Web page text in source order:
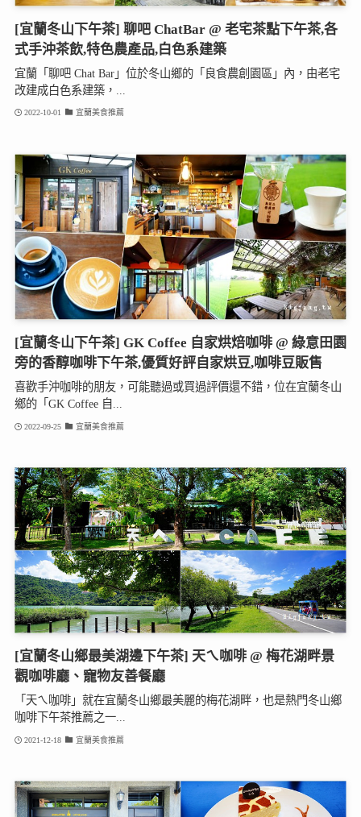
[宜蘭冬山下午茶] 聊吧 ChatBar @ 老宅茶點下午茶,各
式手沖茶飲,特色農產品,白色系建築
宜蘭「聊吧 Chat Bar」位於冬山鄉的「良食農創園區」內，由老宅
改建成白色系建築，...
2022-10-01 宜蘭美食推薦
[宜蘭冬山下午茶] GK Coffee 自家烘焙咖啡 @ 綠意田園
旁的香醇咖啡下午茶,優質好評自家烘豆,咖啡豆販售
喜歡手沖咖啡的朋友，可能聽過或買過評價還不錯，位在宜蘭冬山
鄉的「GK Coffee 自...
2022-09-25 宜蘭美食推薦
[宜蘭冬山鄉最美湖邊下午茶] 天ㄟ咖啡 @ 梅花湖畔景
觀咖啡廳、寵物友善餐廳
「天ㄟ咖啡」就在宜蘭冬山鄉最美麗的梅花湖畔，也是熱門冬山鄉
咖啡下午茶推薦之一...
2021-12-18 宜蘭美食推薦